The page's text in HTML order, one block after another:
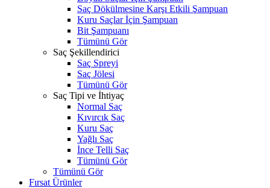
Saç Dökülmesine Karşı Etkili Şampuan
Kuru Saçlar İçin Şampuan
Bit Şampuanı
Tümünü Gör
Saç Şekillendirici
Saç Spreyi
Saç Jölesi
Tümünü Gör
Saç Tipi ve İhtiyaç
Normal Saç
Kıvırcık Saç
Kuru Saç
Yağlı Saç
İnce Telli Saç
Tümünü Gör
Tümünü Gör
Fırsat Ürünler